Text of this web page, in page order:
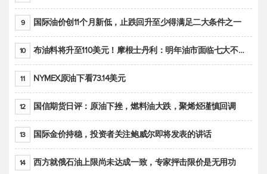
9 国际油价创11个月新低，止跌回升至少得满足二大条件之一
10 布油料将升至110美元！摩根士丹利：明年油市面临七大不确定性
11 NYMEX原油下看73.14美元
12 国信期货日评：原油下挫，燃料油大跌，聚烯烃谨慎回调
13 国际金价持稳，投资者关注鲍威尔即将发表的讲话
14 西方就俄石油上限尚未达成一致，专家抨击限价是无用功